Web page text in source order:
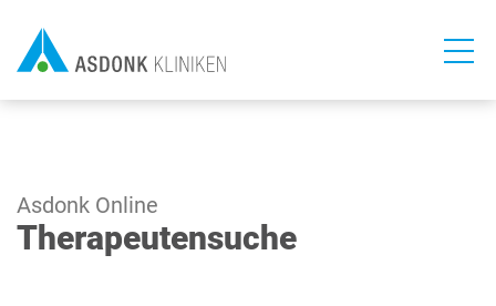
zum
Inhalt
Asdonk Online
Therapeutensuche